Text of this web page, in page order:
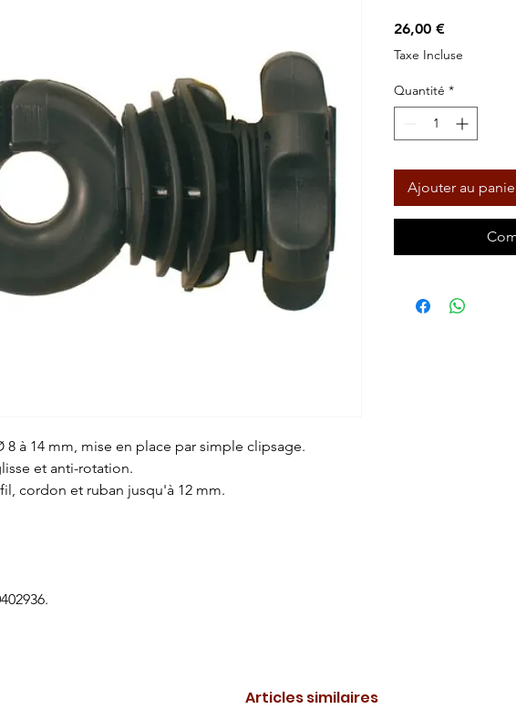
à 14 mm, mise en place par simple clipsage.
et anti-rotation.
cordon et ruban jusqu'à 12 mm.
26,00 €Prix
Taxe Incluse
Quantité *
Ajouter au
Articles similaires